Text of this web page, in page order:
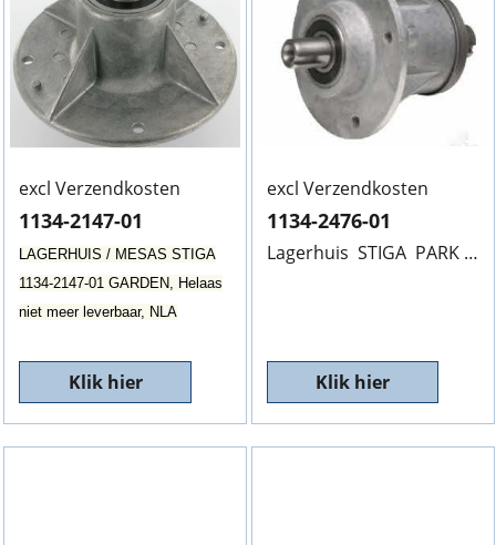
excl Verzendkosten
1134-2147-01
LAGERHUIS / MESAS STIGA
1134-2147-01 GARDEN, Helaas
niet meer leverbaar, NLA
Klik hier
excl Verzendkosten
1134-2476-01
Lagerhuis STIGA PARK 100M, Cpl. 1134-2476-01, Helaas niet meer leverbaar, NLA
Klik hier